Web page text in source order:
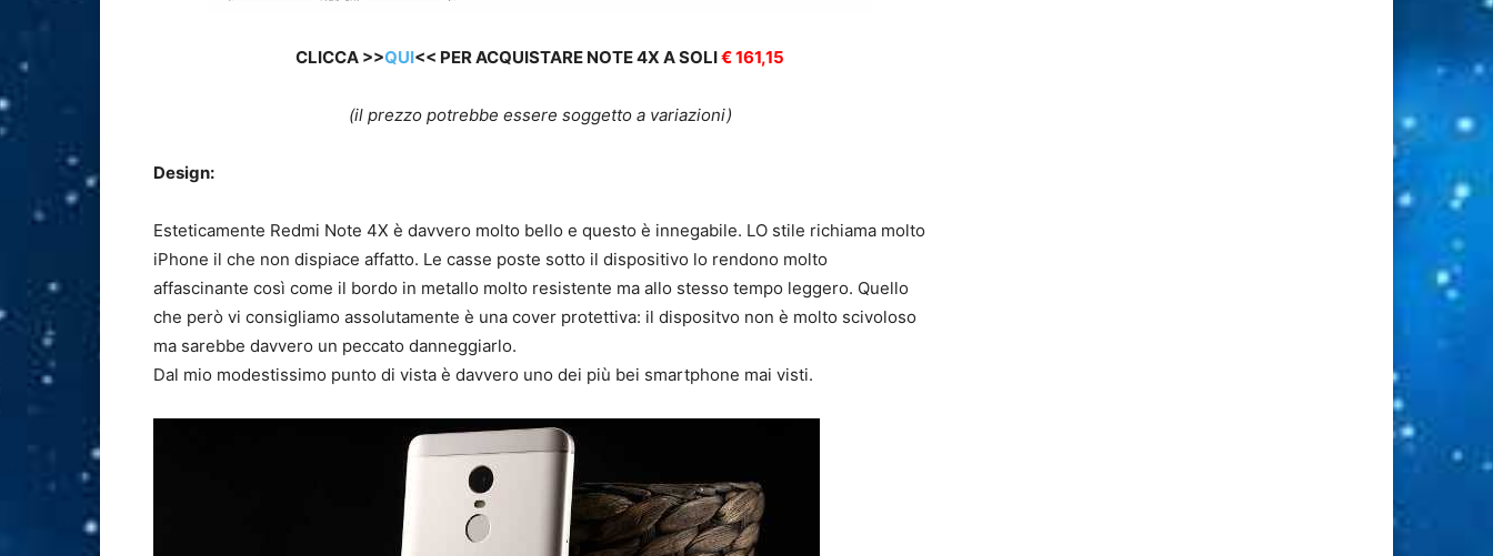
CLICCA >>QUI<< PER ACQUISTARE NOTE 4X A SOLI€ 161,15
(il prezzo potrebbe essere soggetto a variazioni)
Design:
Esteticamente Redmi Note 4X è davvero molto bello e questo è innegabile. LO stile richiama molto
iPhone il che non dispiace affatto. Le casse poste sotto il dispositivo lo rendono molto
affascinante così come il bordo in metallo molto resistente ma allo stesso tempo leggero. Quello
che però vi consigliamo assolutamente è una cover protettiva: il dispositvo non è molto scivoloso
ma sarebbe davvero un peccato danneggiarlo.
Dal mio modestissimo punto di vista è davvero uno dei più bei smartphone mai visti.